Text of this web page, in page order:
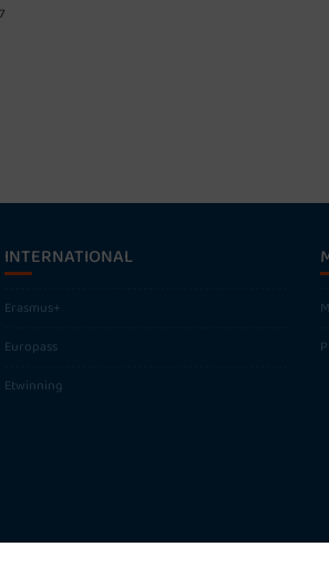
INTERNATIONAL
Erasmus+
Europass
Etwinning